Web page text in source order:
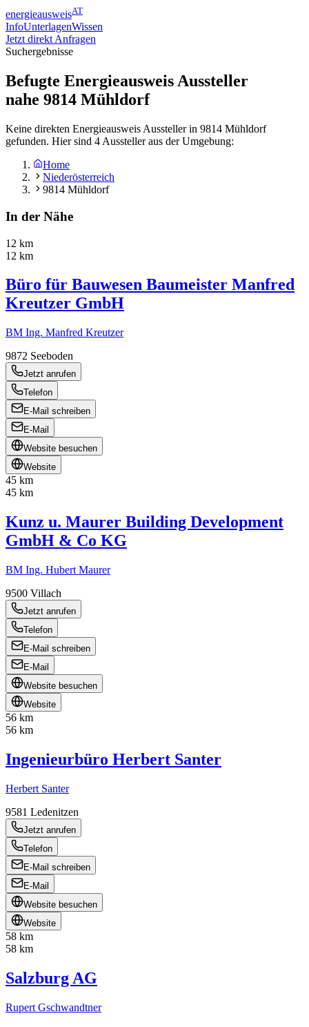
energieausweisAT
InfoUnterlagenWissen
Jetzt direkt Anfragen
Suchergebnisse
Befugte Energieausweis Aussteller
nahe 9814 Mühldorf
Keine direkten Energieausweis Aussteller in 9814 Mühldorf
gefunden. Hier sind 4 Aussteller aus der Umgebung:
Home
Niederösterreich
9814 Mühldorf
In der Nähe
12 km
12 km
Büro für Bauwesen Baumeister Manfred
Kreutzer GmbH
BM Ing. Manfred Kreutzer
9872 Seeboden
Jetzt anrufen
Telefon
E-Mail schreiben
E-Mail
Website besuchen
Website
45 km
45 km
Kunz u. Maurer Building Development
GmbH & Co KG
BM Ing. Hubert Maurer
9500 Villach
Jetzt anrufen
Telefon
E-Mail schreiben
E-Mail
Website besuchen
Website
56 km
56 km
Ingenieurbüro Herbert Santer
Herbert Santer
9581 Ledenitzen
Jetzt anrufen
Telefon
E-Mail schreiben
E-Mail
Website besuchen
Website
58 km
58 km
Salzburg AG
Rupert Gschwandtner